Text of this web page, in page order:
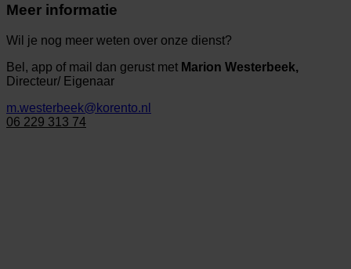
Meer informatie
Wil je nog meer weten over onze dienst?
Bel, app of mail dan gerust met Marion Westerbeek,
Directeur/ Eigenaar
m.westerbeek@korento.nl
06 229 313 74